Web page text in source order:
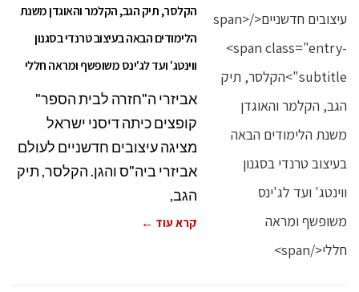
הקלסר, תיק הגב, הקלמר והאוגדן משנת
הלימודים הבאה בעיצוב טרנדי בסגנון
ווינטג' ועד לג'ינס משופשף ומראה חללי
אביזרי ה"חזרה לבית הספר"
קופצים כיתה דיסני ישראל
מציגה עיצובים חדשניים לעולם
אביזרי ביה"ס והגן. הקלסר, תיק
הגב,
קרא עוד ←